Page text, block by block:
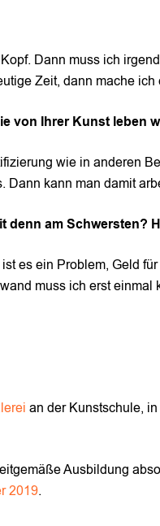
Dann muss ich
Zeit, dann mache ich
von Ihrer Kunst leben
wie in anderen
Dann kann man damit
denn am Schwersten?
es ein Problem, Geld
muss ich erst einmal
an der Kunstschule,
Ausbildung
2019.